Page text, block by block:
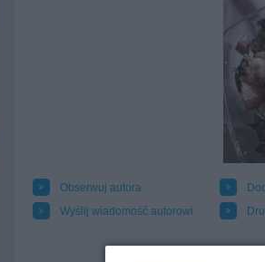
Obserwuj autora
Wyślij wiadomość autorowi